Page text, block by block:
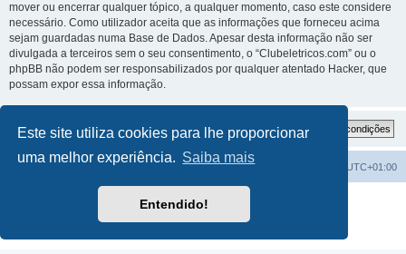
Este site utiliza cookies para lhe proporcionar
uma melhor experiência. Saiba mais
Entendido!
mover ou encerrar qualquer tópico, a qualquer momento, caso este considere
necessário. Como utilizador aceita que as informações que forneceu acima
sejam guardadas numa Base de Dados. Apesar desta informação não ser
divulgada a terceiros sem o seu consentimento, o “Clubeletricos.com” ou o
phpBB não podem ser responsabilizados por qualquer atentado Hacker, que
possam expor essa informação.
O Fuso Horário do Fórum é UTC+01:00
Desenvolvido por phpBB® Forum Software © phpBB Limited